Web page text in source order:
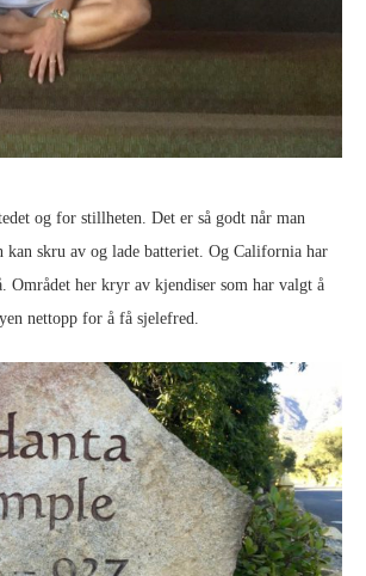
og for stillheten. Det er så godt når man
kan skru av og lade batteriet. Og California har
Området her kryr av kjendiser som har valgt å
nettopp for å få sjelefred.